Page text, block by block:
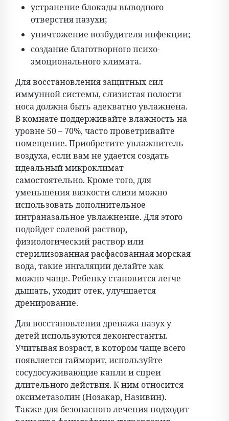
устранение блокады выводного
отверстия пазухи;
уничтожение возбудителя инфекции;
создание благотворного психо-
эмоционального климата.
Для восстановления защитных сил
иммунной системы, слизистая полости
носа должна быть адекватно увлажнена.
В комнате поддерживайте влажность на
уровне 50 – 70%, часто проветривайте
помещение. Приобретите увлажнитель
воздуха, если вам не удается создать
идеальный микроклимат
самостоятельно. Кроме того, для
уменьшения вязкости слизи можно
использовать дополнительное
интраназальное увлажнение. Для этого
подойдет солевой раствор,
физиологический раствор или
стерилизованная расфасованная морская
вода, такие ингаляции делайте как
можно чаще. Ребенку становится легче
дышать, уходит отек, улучшается
дренирование.
Для восстановления дренажа пазух у
детей используются деконгестанты.
Учитывая возраст, в котором чаще всего
появляется гайморит, используйте
сосудосуживающие капли и спреи
длительного действия. К ним относится
оксиметазолин (Нозакар, Називин).
Также для безопасного лечения подходит